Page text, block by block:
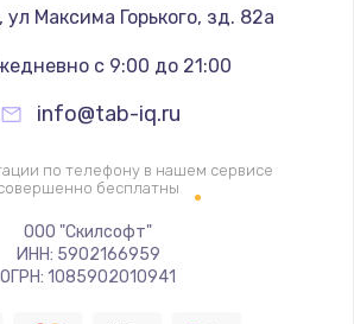
камеры телефона
709 руб.
Заказать
микрофона телефона
ул Максима Горького, зд. 82а
с 9:00 до 21:00
info@tab-iq.ru
по телефону в нашем сервисе
бесплатны
ООО "Скилсофт"
ИНН: 5902166959
ОГРН: 1085902010941